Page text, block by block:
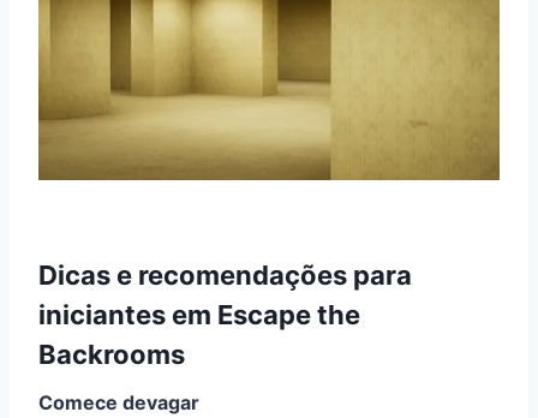
Dicas e recomendações para
iniciantes em Escape the
Backrooms
Comece devagar